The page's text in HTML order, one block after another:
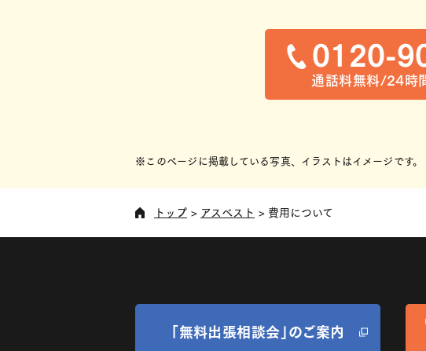
0120-
通話料無料/24時
※このページに掲載している写真、イラストはイメージです。
トップ アスベスト 費用について
「無料出張相談会」のご案内